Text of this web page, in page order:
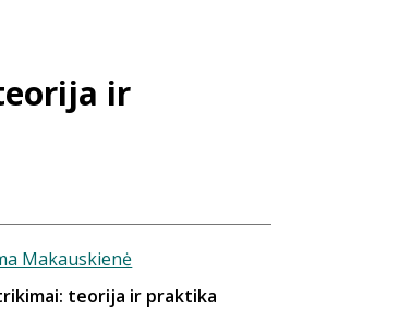
ir
Makauskienė
teorija ir praktika